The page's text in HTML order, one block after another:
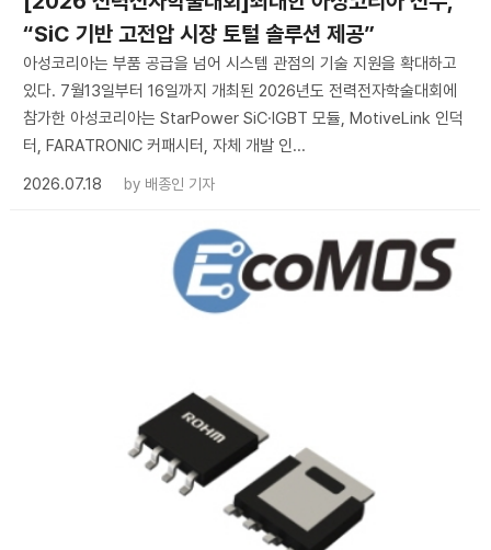
“SiC 기반 고전압 시장 토털 솔루션 제공”
아성코리아는 부품 공급을 넘어 시스템 관점의 기술 지원을 확대하고
있다. 7월13일부터 16일까지 개최된 2026년도 전력전자학술대회에
참가한 아성코리아는 StarPower SiC·IGBT 모듈, MotiveLink 인덕
터, FARATRONIC 커패시터, 자체 개발 인...
2026.07.18
by 배종인 기자